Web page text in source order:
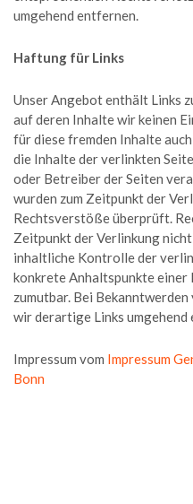
umgehend entfernen.
Haftung für Links
Unser Angebot enthält Links
auf deren Inhalte wir keinen
für diese fremden Inhalte
die Inhalte der verlinkten
oder Betreiber der Seiten
wurden zum Zeitpunkt der
Rechtsverstöße überprüft.
Zeitpunkt der Verlinkung
inhaltliche Kontrolle der
konkrete Anhaltspunkte
zumutbar. Bei
wir derartige Links umgehend
Impressum vom Impressum
Bonn